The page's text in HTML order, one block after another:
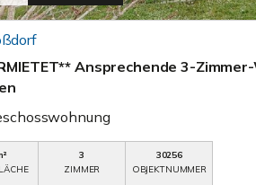
Ansprechende 3-
3
ZIMMER
30256
OBJEKTNUMMER